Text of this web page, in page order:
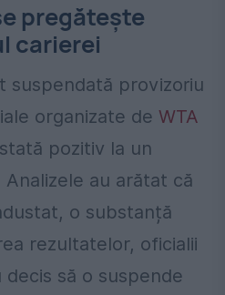
pregătește
carierei
suspendată provizoriu
organizate de WTA
pozitiv la un
au arătat că
o substanță
rezultatelor, oficialii
să o suspende